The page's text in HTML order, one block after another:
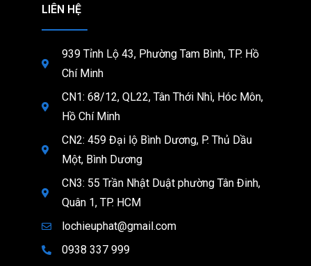
LIÊN HỆ
939 Tỉnh Lộ 43, Phường Tam Bình, TP. Hồ
Chí Minh
CN1: 68/12, QL22, Tân Thới Nhì, Hóc Môn,
Hồ Chí Minh
CN2: 459 Đại lộ Bình Dương, P. Thủ Dầu
Một, Bình Dương
CN3: 55 Trần Nhật Duật phường Tân Đinh,
Quân 1, TP. HCM
lochieuphat@gmail.com
0938 337 999